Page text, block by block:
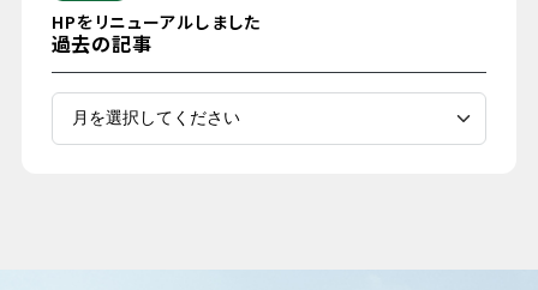
HPをリニューアルしました
過去の記事